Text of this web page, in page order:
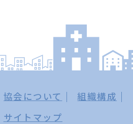
協会について
組織構成
サイトマップ